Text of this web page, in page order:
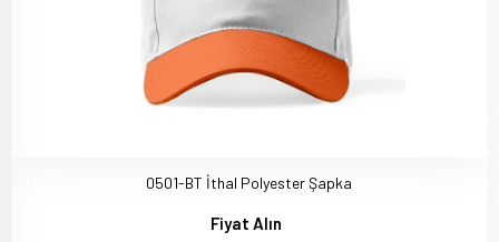
0501-BT İthal Polyester Şapka
Fiyat Alın